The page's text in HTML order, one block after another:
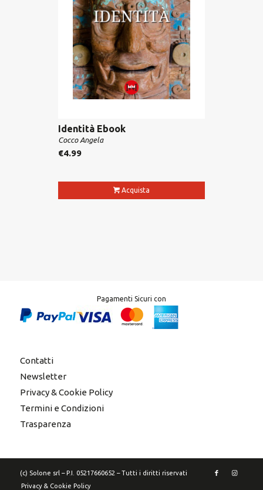
Identità Ebook
Cocco Angela
€4.99
Acquista
Pagamenti Sicuri con
Contatti
Newsletter
Privacy & Cookie Policy
Termini e Condizioni
Trasparenza
(c) Solone srl – P.I. 05217660652 – Tutti i diritti riservati
Privacy & Cookie Policy